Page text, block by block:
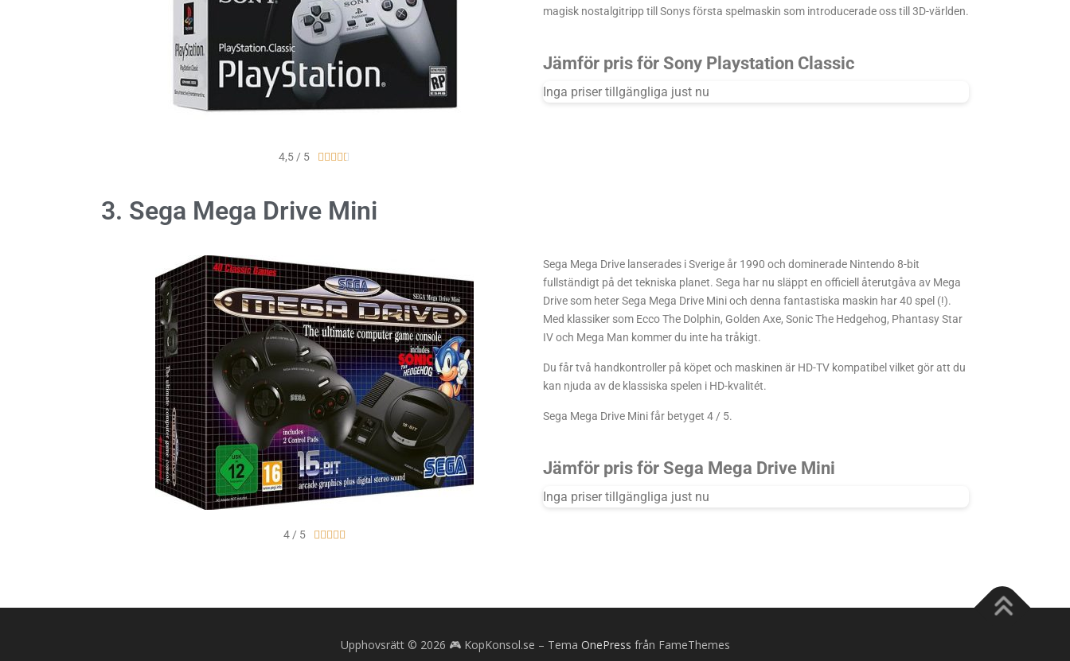
4,5 / 5     
magisk nostalgitripp till Sonys första spelmaskin som introducerade oss till 3D-världen.
Jämför pris för Sony Playstation Classic
Inga priser tillgängliga just nu
3. Sega Mega Drive Mini
4 / 5     
Sega Mega Drive lanserades i Sverige år 1990 och dominerade Nintendo 8-bit
fullständigt på det tekniska planet. Sega har nu släppt en officiell återutgåva av Mega
Drive som heter Sega Mega Drive Mini och denna fantastiska maskin har 40 spel (!).
Med klassiker som Ecco The Dolphin, Golden Axe, Sonic The Hedgehog, Phantasy Star
IV och Mega Man kommer du inte ha tråkigt.
Du får två handkontroller på köpet och maskinen är HD-TV kompatibel vilket gör att du
kan njuda av de klassiska spelen i HD-kvalitét.
Sega Mega Drive Mini får betyget 4 / 5.
Jämför pris för Sega Mega Drive Mini
Inga priser tillgängliga just nu
Upphovsrätt © 2026 🎮 KopKonsol.se – Tema OnePress från FameThemes